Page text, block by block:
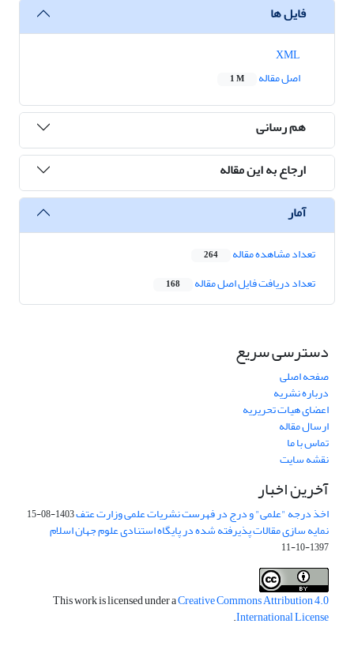
فایل ها
اصل مقاله
1 M
هم رسانی
ارجاع به این مقاله
آمار
تعداد مشاهده مقاله 264
تعداد دریافت فایل اصل مقاله 168
دسترسی سریع
صفحه اصلی
درباره نشریه
اعضای هیات تحریریه
ارسال مقاله
تماس با ما
نقشه سایت
آخرین اخبار
اخذ درجه "علمی" و درج در فهرست نشریات علمی وزارت عتف1403-08-15
نمایه سازی مقالات پذیرفته شده در پایگاه استنادی علوم جهان اسلام
1397-10-11
This work is licensed under aCreative Commons Attribution 4.0
International License
.